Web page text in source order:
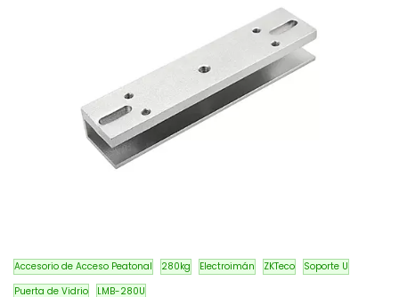
Accesorio de Acceso Peatonal 280kg Electroimán ZKTeco
Soporte U
Puerta de Vidrio
LMB-280U